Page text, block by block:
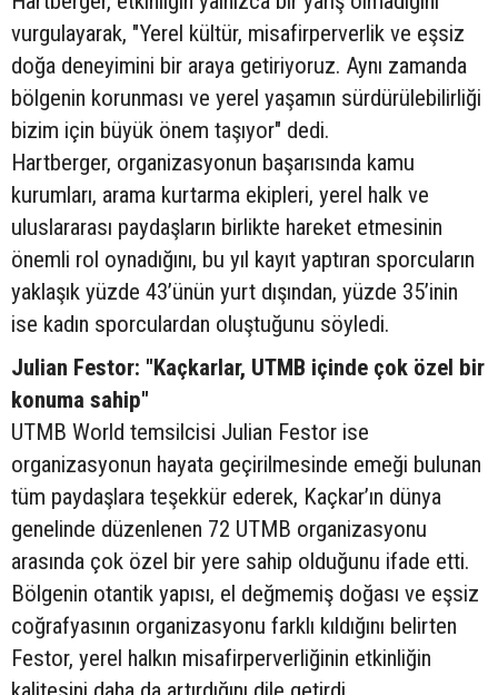
vurgulayarak, "Yerel kültür, misafirperverlik ve eşsiz
doğa deneyimini bir araya getiriyoruz. Aynı zamanda
bölgenin korunması ve yerel yaşamın sürdürülebilirliği
bizim için büyük önem taşıyor" dedi.
Hartberger, organizasyonun başarısında kamu
kurumları, arama kurtarma ekipleri, yerel halk ve
uluslararası paydaşların birlikte hareket etmesinin
önemli rol oynadığını, bu yıl kayıt yaptıran sporcuların
yaklaşık yüzde 43’ünün yurt dışından, yüzde 35’inin
ise kadın sporculardan oluştuğunu söyledi.
Julian Festor: "Kaçkarlar, UTMB içinde çok özel bir
konuma sahip"
UTMB World temsilcisi Julian Festor ise
organizasyonun hayata geçirilmesinde emeği bulunan
tüm paydaşlara teşekkür ederek, Kaçkar’ın dünya
genelinde düzenlenen 72 UTMB organizasyonu
arasında çok özel bir yere sahip olduğunu ifade etti.
Bölgenin otantik yapısı, el değmemiş doğası ve eşsiz
coğrafyasının organizasyonu farklı kıldığını belirten
Festor, yerel halkın misafirperverliğinin etkinliğin